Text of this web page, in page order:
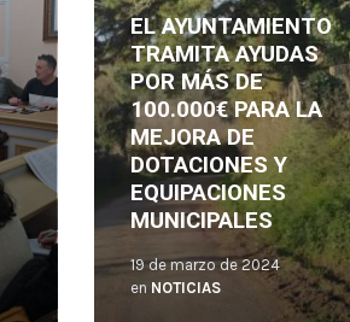
EL AYUNTAMIENTO
TRAMITA AYUDAS
POR MÁS DE
100.000€ PARA LA
MEJORA DE
DOTACIONES Y
EQUIPACIONES
MUNICIPALES
19 de marzo de 2024
en NOTICIAS